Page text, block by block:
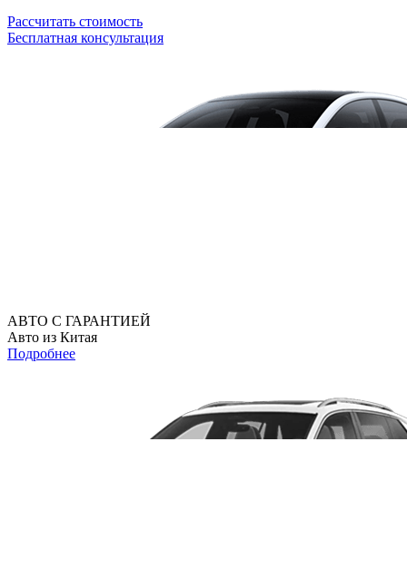
Рассчитать стоимость
Бесплатная консультация
АВТО С ГАРАНТИЕЙ
Авто из Китая
Подробнее